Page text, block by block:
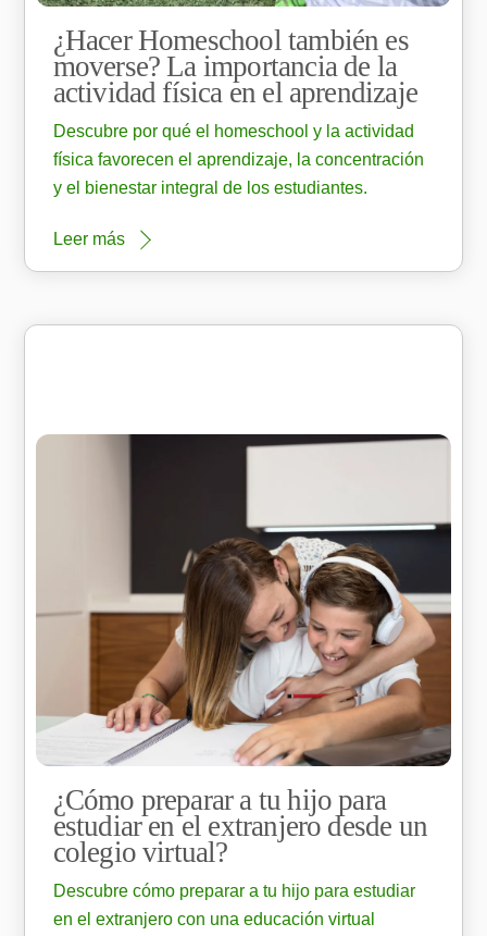
¿Hacer Homeschool también es
moverse? La importancia de la
actividad física en el aprendizaje
Descubre por qué el homeschool y la actividad
física favorecen el aprendizaje, la concentración
y el bienestar integral de los estudiantes.
Leer más
¿Cómo preparar a tu hijo para
estudiar en el extranjero desde un
colegio virtual?
Descubre cómo preparar a tu hijo para estudiar
en el extranjero con una educación virtual